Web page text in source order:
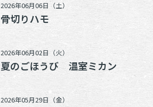
2026年06月06日（土）
骨切りハモ
2026年06月02日（火）
夏のごほうび 温室ミカン
2026年05月29日（金）